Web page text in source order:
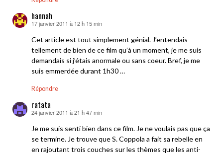
hannah
dit :
17 janvier 2011 à 12 h 15 min
Cet article est tout simplement génial. J’entendais
tellement de bien de ce film qu’à un moment, je me suis
demandais si j’étais anormale ou sans coeur. Bref, je me
suis emmerdée durant 1h30 …
Répondre
ratata
dit :
24 janvier 2011 à 21 h 47 min
Je me suis senti bien dans ce film. Je ne voulais pas que ça
se termine. Je trouve que S. Coppola a fait sa rebelle en
en rajoutant trois couches sur les thèmes que les anti-